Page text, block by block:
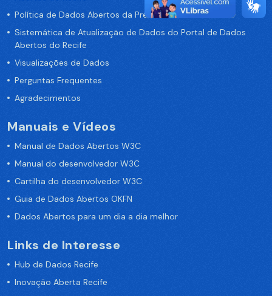
Política de Dados Abertos da Prefeitura do Recife
Sistemática de Atualização de Dados do Portal de Dados
Abertos do Recife
Visualizações de Dados
Perguntas Frequentes
Agradecimentos
Manuais e Vídeos
Manual de Dados Abertos W3C
Manual do desenvolvedor W3C
Cartilha do desenvolvedor W3C
Guia de Dados Abertos OKFN
Dados Abertos para um dia a dia melhor
Links de Interesse
Hub de Dados Recife
Inovação Aberta Recife